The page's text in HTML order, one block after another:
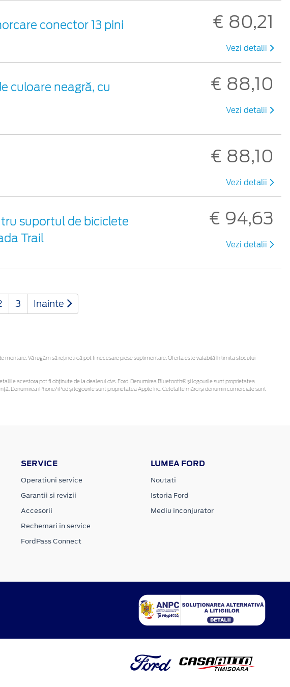
conector 13 pini € 80,21
Vezi detalii
culoare neagră, cu
€ 88,10
Vezi detalii
€ 88,10
Vezi detalii
suportul de biciclete
Trail
€ 94,63
Vezi detalii
3 Inainte
Vă rugăm să rețineți că pot fi necesare piese suplimentare. Oferta este valabilă în limita stocului
acestora pot fi obținute de la dealerul dvs. Ford. Denumirea Bluetooth® și logourile sunt proprietatea
Denumirea iPhone/iPod și logourile sunt proprietatea Apple Inc. Celelalte mărci și denumiri comerciale sunt
SERVICE
Operatiuni service
Garantii si revizii
Accesorii
Rechemari in service
FordPass Connect
LUMEA FORD
Noutati
Istoria Ford
Mediu inconjurator